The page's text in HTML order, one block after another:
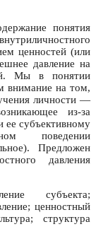
понятия
ценностей (или
давление на
Мы в понятии
внимание на том,
личности —
из-за
ее субъективному
поведении
Предложен
давления
субъекта;
ценностный
структура